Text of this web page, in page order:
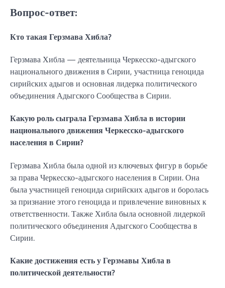
Вопрос-ответ:
Кто такая Герзмава Хибла?
Герзмава Хибла — деятельница Черкесско-адыгского
национального движения в Сирии, участница геноцида
сирийских адыгов и основная лидерка политического
объединения Адыгского Сообщества в Сирии.
Какую роль сыграла Герзмава Хибла в истории
национального движения Черкесско-адыгского
населения в Сирии?
Герзмава Хибла была одной из ключевых фигур в борьбе
за права Черкесско-адыгского населения в Сирии. Она
была участницей геноцида сирийских адыгов и боролась
за признание этого геноцида и привлечение виновных к
ответственности. Также Хибла была основной лидеркой
политического объединения Адыгского Сообщества в
Сирии.
Какие достижения есть у Герзмавы Хибла в
политической деятельности?